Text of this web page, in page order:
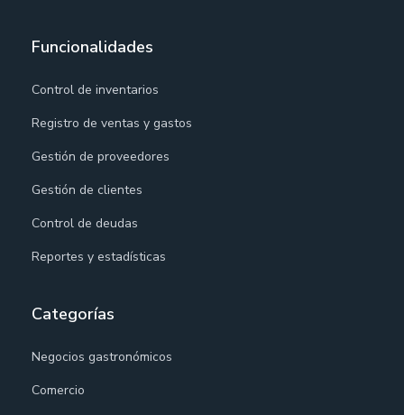
Funcionalidades
Control de inventarios
Registro de ventas y gastos
Gestión de proveedores
Gestión de clientes
Control de deudas
Reportes y estadísticas
Categorías
Negocios gastronómicos
Comercio